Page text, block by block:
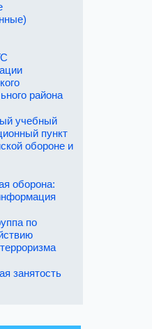
района
учебный
пункт
обороне и
оборона:
по
занятость